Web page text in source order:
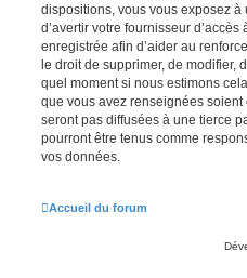
dispositions, vous vous exposez
d’avertir votre fournisseur
enregistrée afin d’aider au
le droit de supprimer, de modifier,
quel moment si nous estimons
que vous avez renseignées
seront pas diffusées à une tierce
pourront être tenus comme
vos données.
Accueil du forum